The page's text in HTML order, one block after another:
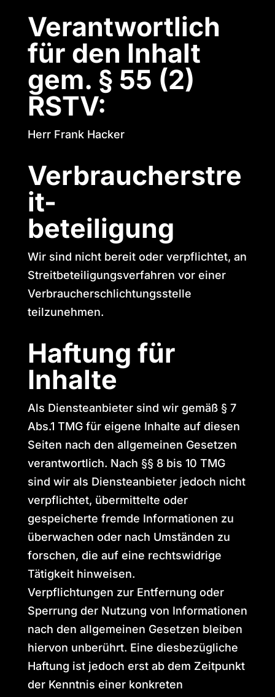
Verantwortlich
für den Inhalt
gem. § 55 (2)
RSTV:
Herr Frank Hacker
Verbraucherstre
it-
beteiligung
Wir sind nicht bereit oder verpflichtet, an
Streitbeteiligungsverfahren vor einer
Verbraucherschlichtungsstelle
teilzunehmen.
Haftung für
Inhalte
Als Diensteanbieter sind wir gemäß § 7
Abs.1 TMG für eigene Inhalte auf diesen
Seiten nach den allgemeinen Gesetzen
verantwortlich. Nach §§ 8 bis 10 TMG
sind wir als Diensteanbieter jedoch nicht
verpflichtet, übermittelte oder
gespeicherte fremde Informationen zu
überwachen oder nach Umständen zu
forschen, die auf eine rechtswidrige
Tätigkeit hinweisen.
Verpflichtungen zur Entfernung oder
Sperrung der Nutzung von Informationen
nach den allgemeinen Gesetzen bleiben
hiervon unberührt. Eine diesbezügliche
Haftung ist jedoch erst ab dem Zeitpunkt
der Kenntnis einer konkreten